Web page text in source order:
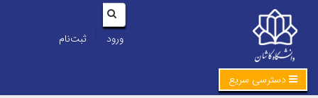
ورود | ثبت‌نام
دسترسی سریع